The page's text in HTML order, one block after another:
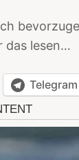
das lesen…
Telegram